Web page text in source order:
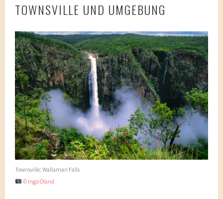
TOWNSVILLE UND UMGEBUNG
Townsville: Wallaman Falls
© Ingo Öland